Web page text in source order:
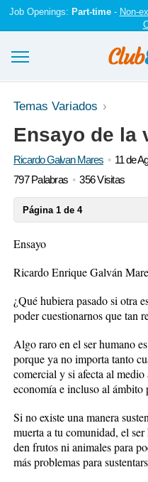
Job Openings: Part-time- Non-
Ensayos y trabajos
Registrarse
Iniciar sesión
Temas Variados
Ensayo de la
Ricardo Galvan Mares
11 de
797 Palabras
356 Visitas
Página 1 de 4
Ensayo
Ricardo Enrique Galván
¿Qué hubiera pasado si otra
poder cuestionarnos que tan
Algo raro en el ser humano
porque ya no importa tanto
comercial y si afecta al
economía e incluso al ámbito
Si no existe una manera
muerta a tu comunidad, el
den frutos ni animales para
más problemas para